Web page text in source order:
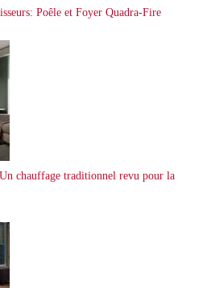
Poêle et Foyer Quadra-Fire
chauffage traditionnel revu pour la